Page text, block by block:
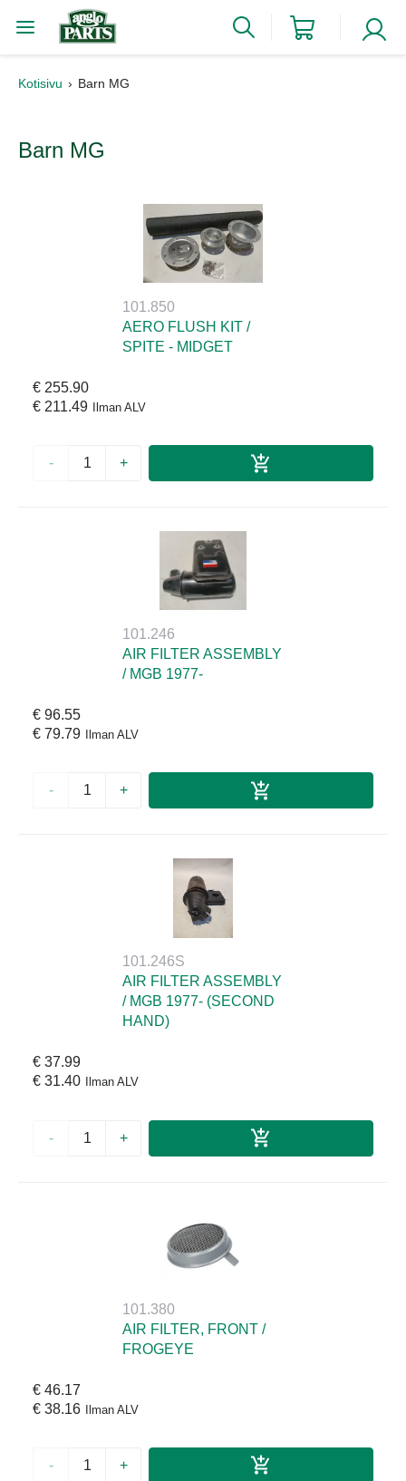
Kotisivu Barn MG
Barn MG
101.850
AERO FLUSH KIT /
SPITE - MIDGET
€ 255.90
€ 211.49
Ilman ALV
- +
101.246
AIR FILTER ASSEMBLY
/ MGB 1977-
€ 96.55
€ 79.79
Ilman ALV
- +
101.246S
AIR FILTER ASSEMBLY
/ MGB 1977- (SECOND
HAND)
€ 37.99
€ 31.40
Ilman ALV
- +
101.380
AIR FILTER, FRONT /
FROGEYE
€ 46.17
€ 38.16 Ilman ALV
- +